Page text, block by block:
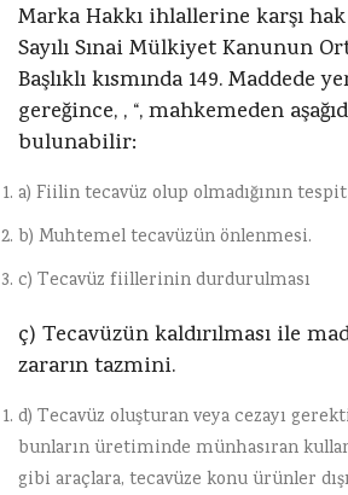
Marka Hakkı ihlallerine karşı
Sayılı Sınai Mülkiyet Kanunun
Başlıklı kısmında 149. Maddede
gereğince, , “, mahkemeden
bulunabilir:
a) Fiilin tecavüz olup olmadığının
b) Muhtemel tecavüzün önlenmesi.
c) Tecavüz fiillerinin durdurulması
ç) Tecavüzün kaldırılması ile
zararın tazmini.
d) Tecavüz oluşturan veya cezayı
bunların üretiminde münhasıran
gibi araçlara, tecavüze konu ürünler